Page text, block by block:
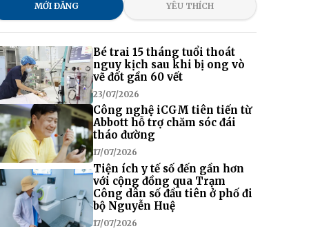
MỚI ĐĂNG YÊU THÍCH
Bé trai 15 tháng tuổi thoát
nguy kịch sau khi bị ong vò
vẽ đốt gần 60 vết
23/07/2026
Công nghệ iCGM tiên tiến từ
Abbott hỗ trợ chăm sóc đái
tháo đường
17/07/2026
Tiện ích y tế số đến gần hơn
với cộng đồng qua Trạm
Công dân số đầu tiên ở phố đi
bộ Nguyễn Huệ
17/07/2026